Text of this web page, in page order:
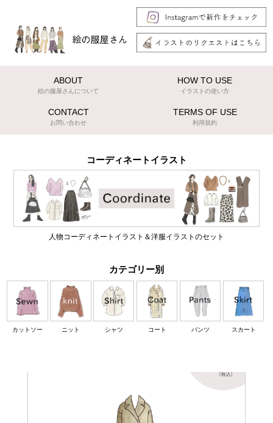
ABOUT
絵の服屋さんについて
HOW TO USE
イラストの使い方
CONTACT
お問い合わせ
TERMS OF USE
利用規約
コーディネートイラスト
人物コーディネートイラスト＆洋服イラストのセット
カテゴリー別
カットソー ニット シャツ コート パンツ スカート